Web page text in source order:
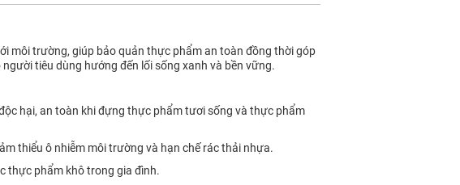
môi trường, giúp bảo quản thực phẩm an toàn đồng thời góp
tiêu dùng hướng đến lối sống xanh và bền vững.
hại, an toàn khi đựng thực phẩm tươi sống và thực phẩm
thiểu ô nhiễm môi trường và hạn chế rác thải nhựa.
thực phẩm khô trong gia đình.